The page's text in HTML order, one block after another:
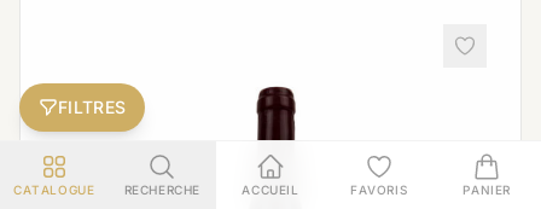
FILTRES
CATALOGUE RECHERCHE ACCUEIL FAVORIS PANIER